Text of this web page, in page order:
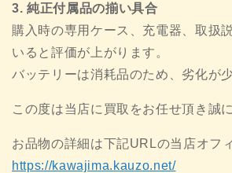
3. 純正付属品の揃い具合
購入時の専用ケース、充電器、取扱
いると評価が上がります。
バッテリーは消耗品のため、劣化が
この度は当店に買取をお任せ頂き誠
お品物の詳細は下記URLの当店オフ
https://kawajima.kauzo.net/